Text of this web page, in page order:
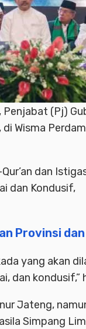
(Pj)
Wisma
dan
dan Kondusif,
Provinsi
yang akan
dan kondusif,”
Jateng,
Simpang